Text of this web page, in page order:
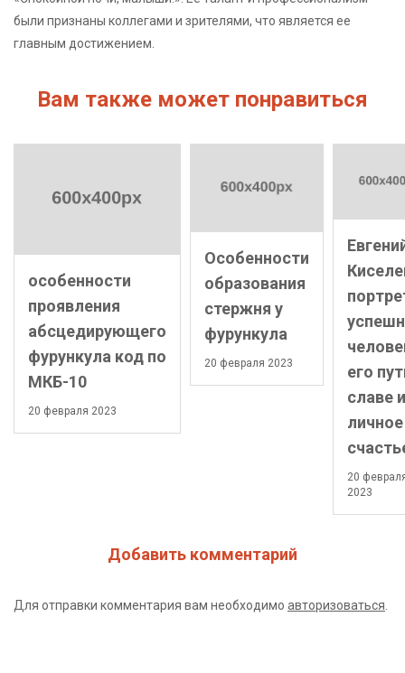
были признаны коллегами и зрителями, что является ее
главным достижением.
Вам также может понравиться
особенности
проявления
абсцедирующего
фурункула код по
МКБ-10
20 февраля 2023
Особенности
образования
стержня у
фурункула
20 февраля 2023
его
славе и
личное
20
2023
Добавить комментарий
Для отправки комментария вам необходимо авторизоваться